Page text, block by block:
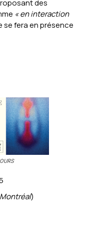
des
« en interaction
se fera en présence
)